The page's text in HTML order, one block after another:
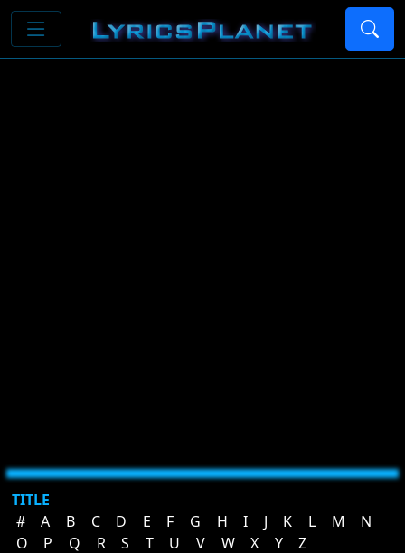
TITLE
#
A B C D E F G H I J K L M
N
O
P Q R S T U V W X Y
Z